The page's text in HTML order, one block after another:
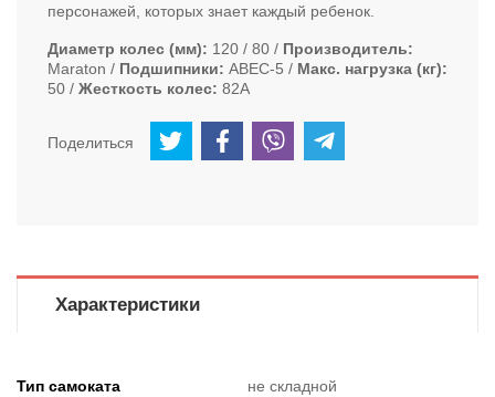
персонажей, которых знает каждый ребенок.
Диаметр колес (мм) 120 / 80
Производитель
Maraton
Подшипники ABEC-5
Макс. нагрузка (кг)
50
Жесткость колес 82А
Поделиться
Характеристики
Тип самоката не складной